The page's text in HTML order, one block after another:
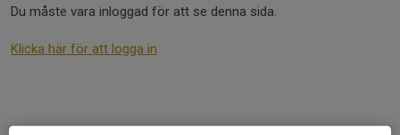
Du måste vara inloggad för att se denna sida.
Klicka här för att logga in